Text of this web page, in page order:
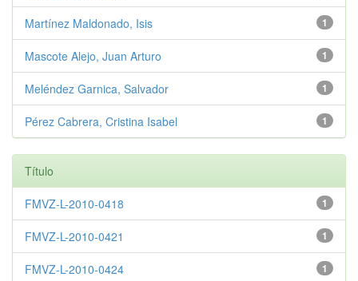
1
Martínez Maldonado, Isis
1
Mascote Alejo, Juan Arturo
1
Meléndez Garnica, Salvador
1
Pérez Cabrera, Cristina Isabel
Título
1
FMVZ-L-2010-0418
1
FMVZ-L-2010-0421
1
FMVZ-L-2010-0424